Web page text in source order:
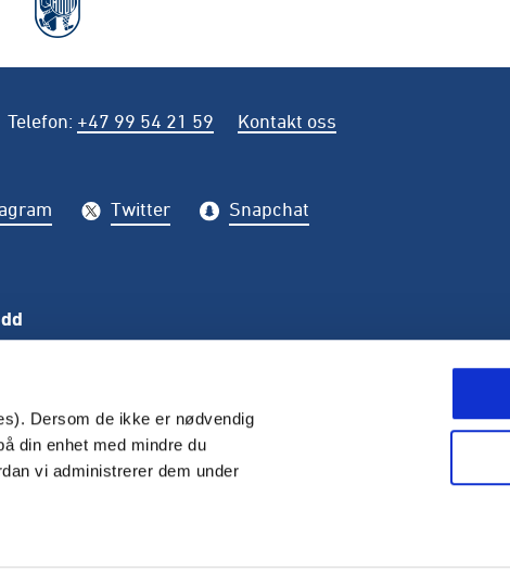
Dersom de ikke er nødvendig
din enhet med mindre du
vi administrerer dem under
Telefon: +47 99 54 21 59 Kontakt oss
Twitter Snapchat